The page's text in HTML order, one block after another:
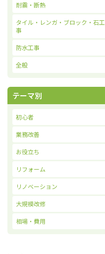
耐震・断熱
タイル・レンガ・ブロック・石工
事
防水工事
全般
テーマ別
初心者
業務改善
お役立ち
リフォーム
リノベーション
大規模改修
相場・費用